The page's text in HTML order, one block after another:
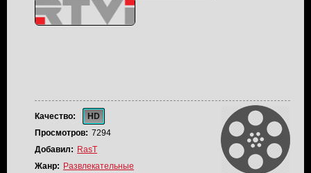
Качество:
HD
Просмотров: 7294
Добавил: RasT
Жанр: Развлекательные